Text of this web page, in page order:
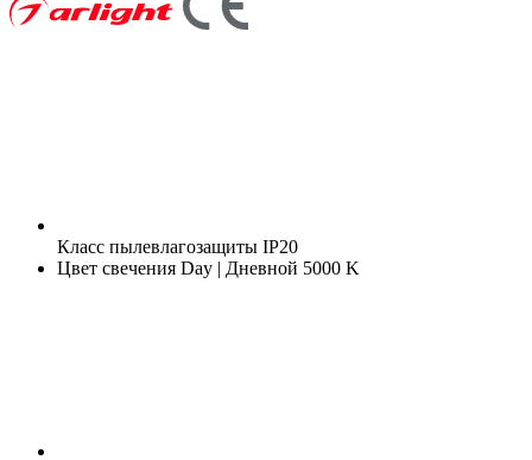
Класс пылевлагозащиты IP20
Цвет свечения Day | Дневной 5000 K